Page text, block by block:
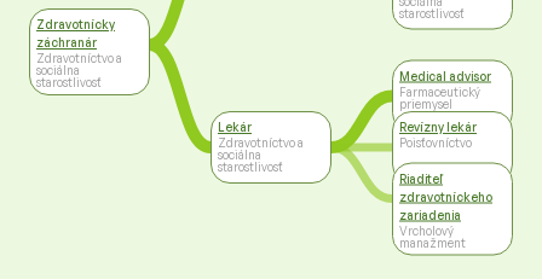
Zdravotnícky
záchranár
Zdravotníctvo a
sociálna
starostlivosť
Lekár
Zdravotníctvo a
sociálna
starostlivosť
starostlivosť
Medical advisor
Farmaceutický
priemysel
Revízny lekár
Poisťovníctvo
Riaditeľ
zdravotníckeho
zariadenia
Vrcholový
manažment